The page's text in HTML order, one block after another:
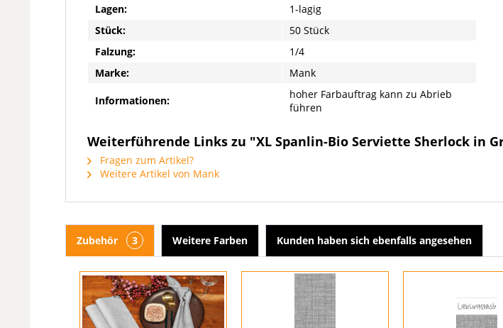
Lagen:
1-lagig
Stück:
50 Stück
Falzung:
1/4
Marke:
Mank
Informationen:
hoher Farbauftrag kann zu Abrieb
führen
Weiterführende Links zu "XL Spanlin-Bio Serviette Sherlock in
Fragen zum Artikel?
Weitere Artikel von Mank
Zubehör 3 Weitere Farben Kunden haben sich ebenfalls angesehen